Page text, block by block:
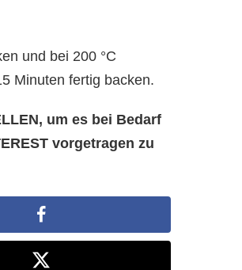
und bei 200 °C
Minuten fertig backen.
um es bei Bedarf
vorgetragen zu